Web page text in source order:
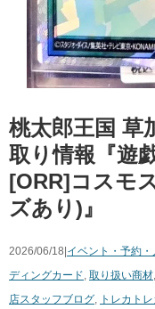
桃太郎王国 草
取り情報『遊
[ORR]コスモ
ズあり)』
2026/06/18|イベント・予約・
ディングカード, 取り扱い商材,
店スタッフブログ, トレカ ト